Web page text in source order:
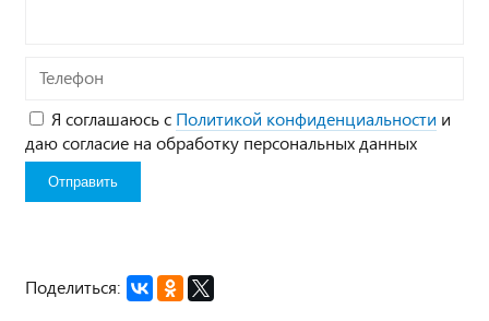
Телефон
Я соглашаюсь с Политикой конфиденциальности и
даю согласие на обработку персональных данных
Поделиться: